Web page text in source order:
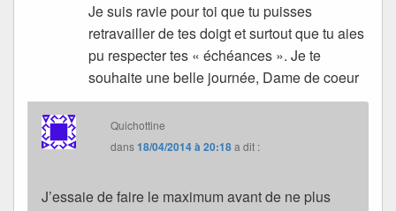
Je suis ravie pour toi que tu puisses
retravailler de tes doigt et surtout que tu aies
pu respecter tes « échéances ». Je te
souhaite une belle journée, Dame de coeur
Quichottine
dans18/04/2014 à 20:18a dit :
J’essaie de faire le maximum avant de ne plus